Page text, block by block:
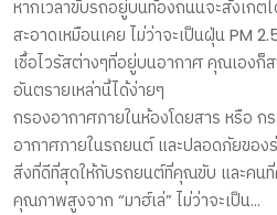
หากเวลาขับรถอยู่บนท้องถนนจะสังเกต
สะอาดเหมือนเคย ไม่ว่าจะเป็นฝุ่น PM
เชื้อไวรัสต่างๆที่อยู่บนอากาศ คุณเองก็
อันตรายเหล่านี้ได้ง่ายๆ
กรองอากาศภายในห้องโดยสาร หรือ
อากาศภายในรถยนต์ และปลอดภัยของ
สิ่งที่ดีที่สุดให้กับรถยนต์ที่คุณขับ และค
คุณภาพสูงจาก “มาฮ์เล่” ไม่ว่าจะเป็น...